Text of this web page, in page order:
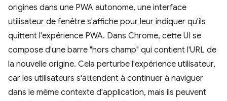
origines dans une PWA autonome, une interface
utilisateur de fenêtre s'affiche pour leur indiquer qu'ils
quittent l'expérience PWA. Dans Chrome, cette UI se
compose d'une barre "hors champ" qui contient l'URL de
la nouvelle origine. Cela perturbe l'expérience utilisateur,
car les utilisateurs s'attendent à continuer à naviguer
dans le même contexte d'application, mais ils peuvent